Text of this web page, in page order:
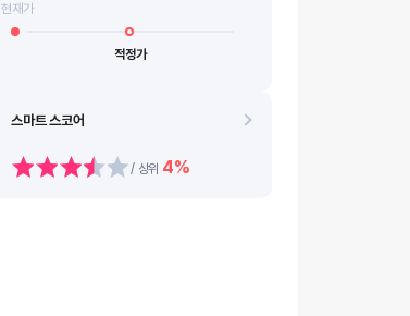
현재가
적정가
스마트 스코어
/ 상위 4%